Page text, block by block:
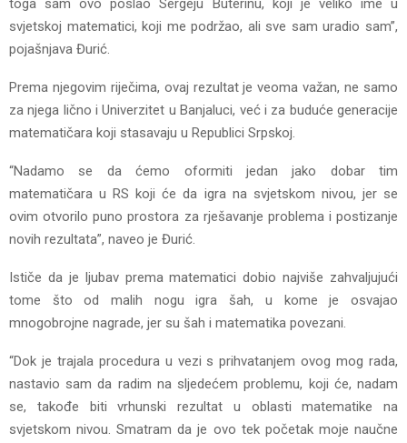
toga sam ovo poslao Sergeju Buterinu, koji je veliko ime u
svjetskoj matematici, koji me podržao, ali sve sam uradio sam”,
pojašnjava Đurić.
Prema njegovim riječima, ovaj rezultat je veoma važan, ne samo
za njega lično i Univerzitet u Banjaluci, već i za buduće generacije
matematičara koji stasavaju u Republici Srpskoj.
“Nadamo se da ćemo oformiti jedan jako dobar tim
matematičara u RS koji će da igra na svjetskom nivou, jer se
ovim otvorilo puno prostora za rješavanje problema i postizanje
novih rezultata”, naveo je Đurić.
Ističe da je ljubav prema matematici dobio najviše zahvaljujući
tome što od malih nogu igra šah, u kome je osvajao
mnogobrojne nagrade, jer su šah i matematika povezani.
“Dok je trajala procedura u vezi s prihvatanjem ovog mog rada,
nastavio sam da radim na sljedećem problemu, koji će, nadam
se, takođe biti vrhunski rezultat u oblasti matematike na
svjetskom nivou. Smatram da je ovo tek početak moje naučne